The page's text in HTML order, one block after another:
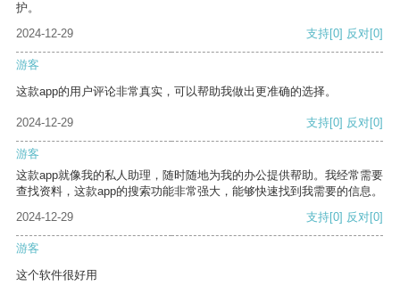
护。
2024-12-29
支持[0] 反对[0]
游客
这款app的用户评论非常真实，可以帮助我做出更准确的选择。
2024-12-29 支持[0] 反对[0]
游客
这款app就像我的私人助理，随时随地为我的办公提供帮助。我经常需要
查找资料，这款app的搜索功能非常强大，能够快速找到我需要的信息。
2024-12-29
支持[0] 反对[0]
游客
这个软件很好用